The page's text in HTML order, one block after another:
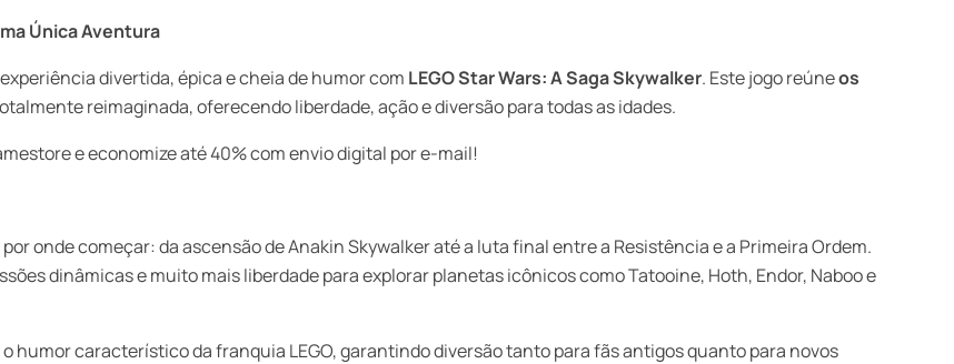
Única Aventura
divertida, épica e cheia de humor com LEGO Star Wars: A Saga Skywalker. Este jogo reúneos
reimaginada, oferecendo liberdade, ação e diversão para todas as idades.
e economize até 40% com envio digital por e-mail!
por onde começar: da ascensão de Anakin Skywalker até a luta final entre a Resistência e a Primeira Ordem.
dinâmicas e muito mais liberdade para explorar planetas icônicos como Tatooine, Hoth, Endor, Naboo e
humor característico da franquia LEGO, garantindo diversão tanto para fãs antigos quanto para novos